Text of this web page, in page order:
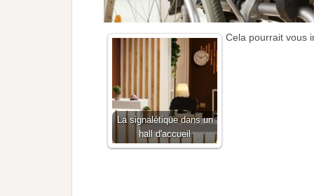
Cela pourrait vous
La signalétique dans un
hall d'accueil